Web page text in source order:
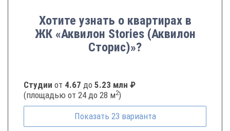
Хотите узнать о квартирах в
ЖК «Аквилон Stories (Аквилон
Сторис)»?
Студии от 4.67 до 5.23 млн ₽
(площадью от 24 до 28 м2)
Показать 23 варианта